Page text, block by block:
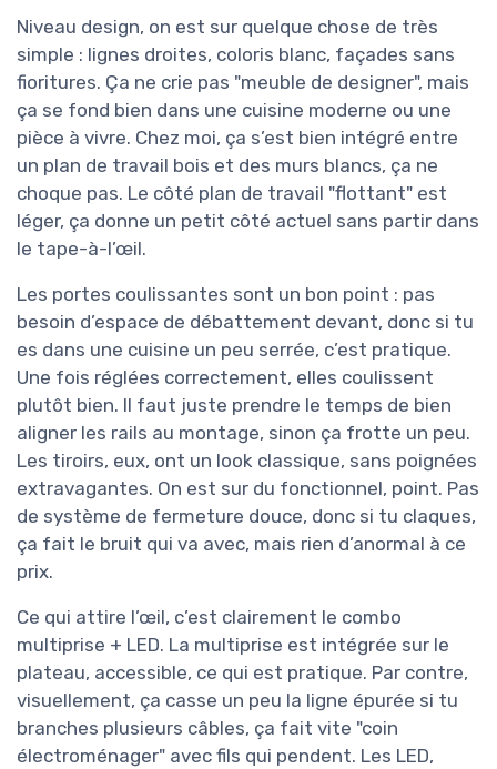
Niveau design, on est sur quelque chose de très
simple : lignes droites, coloris blanc, façades sans
fioritures. Ça ne crie pas "meuble de designer", mais
ça se fond bien dans une cuisine moderne ou une
pièce à vivre. Chez moi, ça s’est bien intégré entre
un plan de travail bois et des murs blancs, ça ne
choque pas. Le côté plan de travail "flottant" est
léger, ça donne un petit côté actuel sans partir dans
le tape-à-l’œil.
Les portes coulissantes sont un bon point : pas
besoin d’espace de débattement devant, donc si tu
es dans une cuisine un peu serrée, c’est pratique.
Une fois réglées correctement, elles coulissent
plutôt bien. Il faut juste prendre le temps de bien
aligner les rails au montage, sinon ça frotte un peu.
Les tiroirs, eux, ont un look classique, sans poignées
extravagantes. On est sur du fonctionnel, point. Pas
de système de fermeture douce, donc si tu claques,
ça fait le bruit qui va avec, mais rien d’anormal à ce
prix.
Ce qui attire l’œil, c’est clairement le combo
multiprise + LED. La multiprise est intégrée sur le
plateau, accessible, ce qui est pratique. Par contre,
visuellement, ça casse un peu la ligne épurée si tu
branches plusieurs câbles, ça fait vite "coin
électroménager" avec fils qui pendent. Les LED,